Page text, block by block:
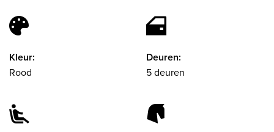
Kleur:
Rood
Deuren:
5 deuren